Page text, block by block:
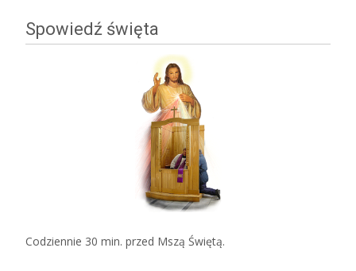
Spowiedź święta
Codziennie 30 min. przed Mszą Świętą.